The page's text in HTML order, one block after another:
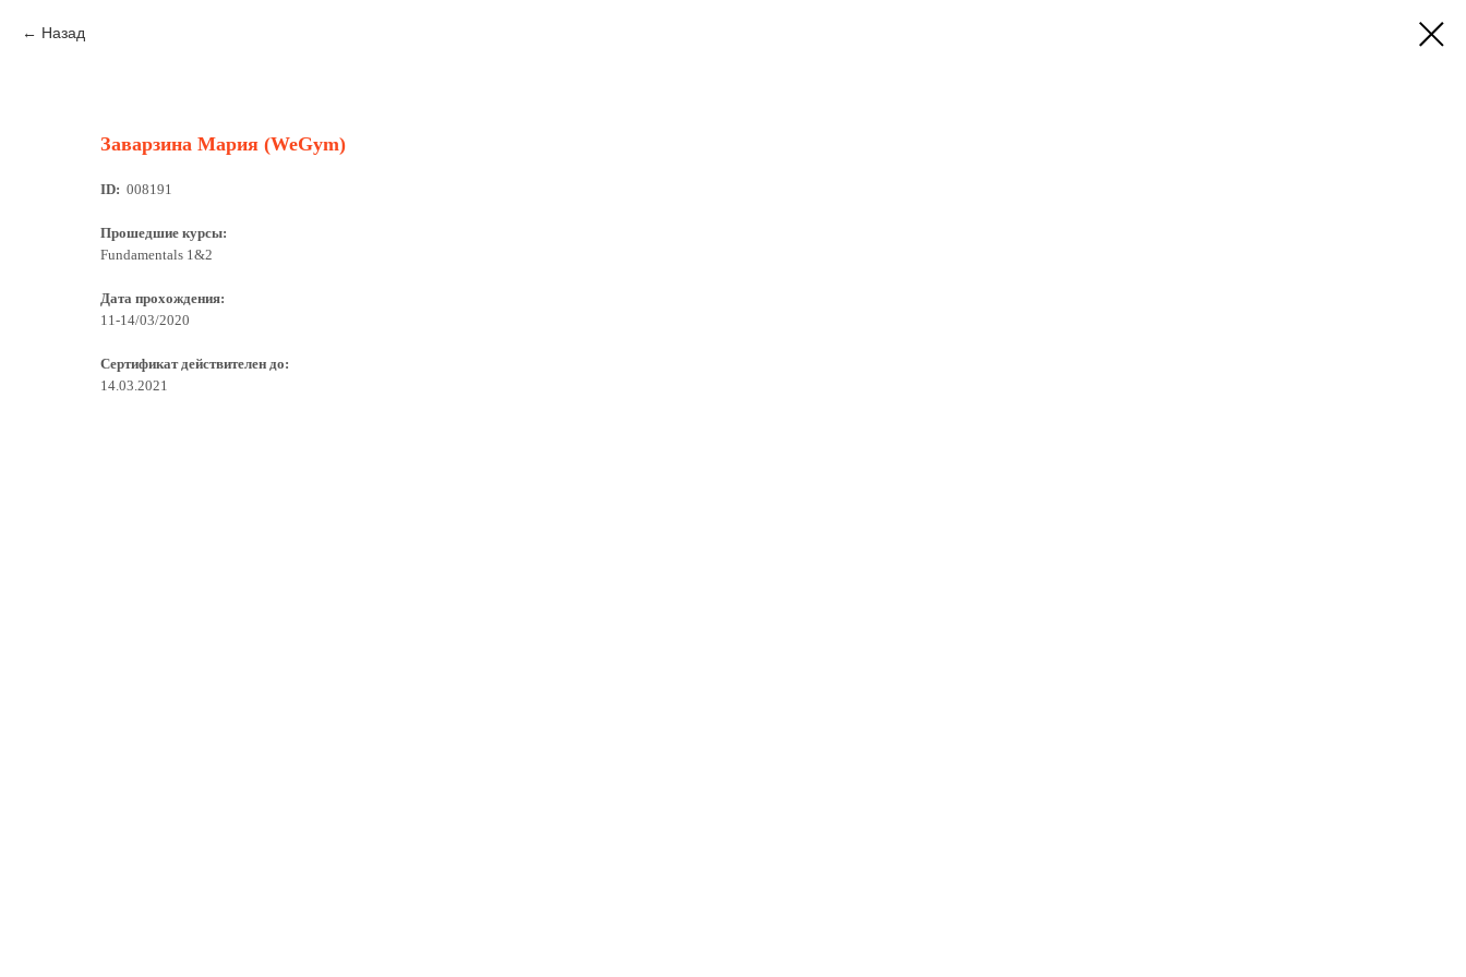
Назад
Заварзина Мария (WeGym)
ID: 008191
Прошедшие курсы:
Fundamentals 1&2
Дата прохождения:
11-14/03/2020
Сертификат действителен до:
14.03.2021